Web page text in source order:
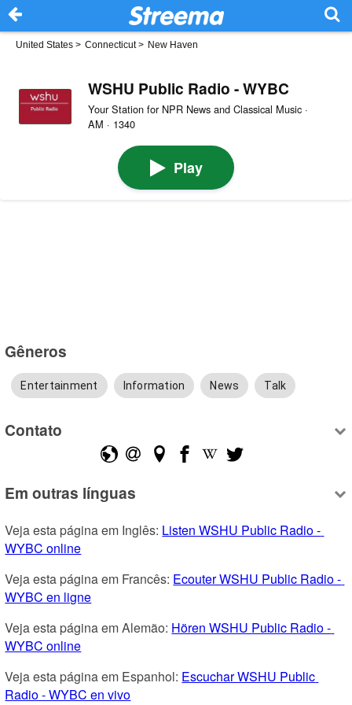
United States > Connecticut> New Haven
WSHU Public Radio - WYBC
Your Station for NPR News and Classical Music ·
AM · 1340
Play
Gêneros
Entertainment Information News Talk
Contato
Em outras línguas
Veja esta página em Inglês: Listen WSHU Public Radio -
WYBC online
Veja esta página em Francês: Ecouter WSHU Public Radio -
WYBC en ligne
Veja esta página em Alemão: Hören WSHU Public Radio -
WYBC online
Veja esta página em Espanhol: Escuchar WSHU Public
Radio - WYBC en vivo